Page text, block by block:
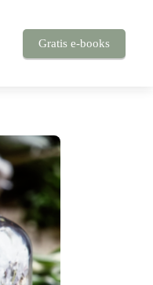
Gratis e-books